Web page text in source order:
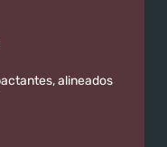
alineados